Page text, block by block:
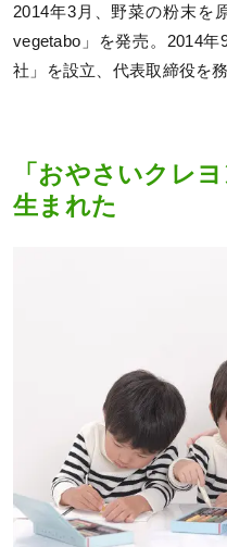
2014年3月、野菜の粉末を
vegetabo」を発売。2014
社」を設立、代表取締役を務
「おやさいクレ
生まれた